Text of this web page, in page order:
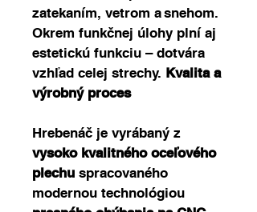
zatekaním, vetrom a snehom.
Okrem funkčnej úlohy plní aj
estetickú funkciu – dotvára
vzhľad celej strechy. Kvalita a
výrobný proces
Hrebenáč je vyrábaný z
vysoko kvalitného oceľového
plechu spracovaného
modernou technológiou